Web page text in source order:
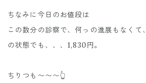
ちなみに今日のお値段は
この数分の診察で、何っの進展もなくて、
の状態でも、、、1,830円。
ちりつも〜〜〜👆